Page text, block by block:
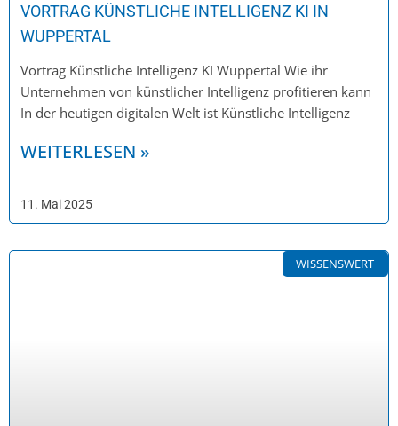
VORTRAG KÜNSTLICHE INTELLIGENZ KI IN
WUPPERTAL
Vortrag Künstliche Intelligenz KI Wuppertal Wie ihr
Unternehmen von künstlicher Intelligenz profitieren kann
In der heutigen digitalen Welt ist Künstliche Intelligenz
WEITERLESEN »
11. Mai 2025
WISSENSWERT